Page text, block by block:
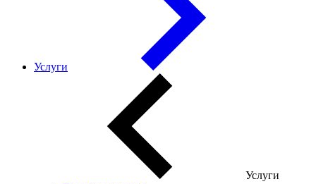
Услуги
Услуги